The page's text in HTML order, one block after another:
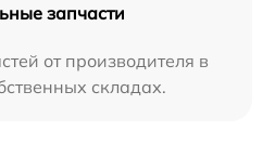
запчасти
от производителя в
складах.